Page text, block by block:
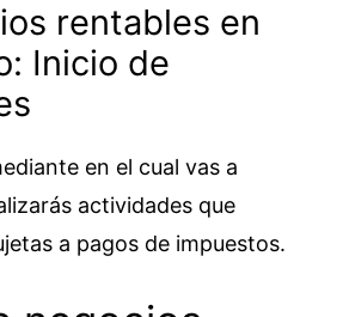
rentables en
Inicio de
en el cual vas a
actividades que
a pagos de impuestos.